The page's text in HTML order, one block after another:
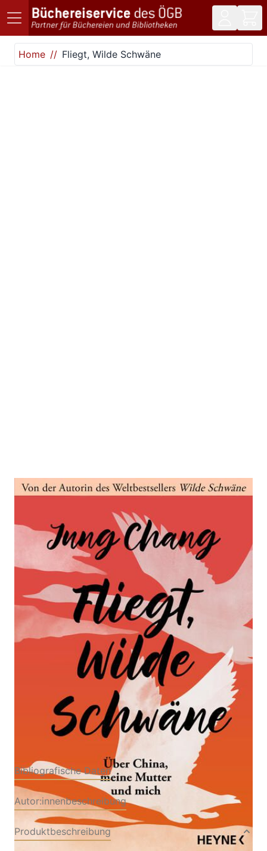
Direkt zum Inhalt
Home
Fliegt, Wilde Schwäne
Fliegt, Wilde Schwäne
Zur Wunschliste hinzufügen
Über China, meine Mutter und mich - Die lange
erwartete Fortsetzung des Weltbestsellers Wilde
Schwäne - Sunday Times Memoir of the Year 2025
VonJung Chang
Verlag: Heyne 13.05.2026
400 Seiten
Hardcover
ISBN: 978-3-
45321923-6
Bibliografische Daten
Autor:innenbeschreibung
Produktbeschreibung